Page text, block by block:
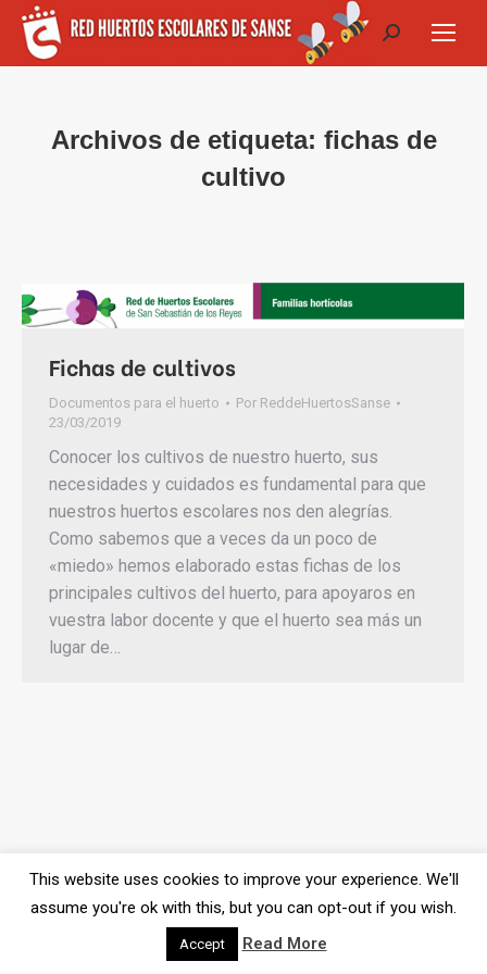
Buscar:
Archivos de etiqueta: fichas de
cultivo
Fichas de cultivos
Documentos para el huerto Por ReddeHuertosSanse
23/03/2019
Conocer los cultivos de nuestro huerto, sus
necesidades y cuidados es fundamental para que
nuestros huertos escolares nos den alegrías.
Como sabemos que a veces da un poco de
«miedo» hemos elaborado estas fichas de los
principales cultivos del huerto, para apoyaros en
vuestra labor docente y que el huerto sea más un
lugar de…
This website uses cookies to improve your experience. We'll
assume you're ok with this, but you can opt-out if you wish.
Accept Read More